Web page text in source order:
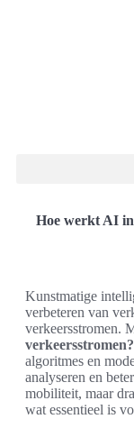
Hoe werkt AI in
Kunstmatige
verbeteren van
verkeersstromen.
verkeersstromen?
algoritmes en
analyseren en
mobiliteit, maar
wat essentieel is